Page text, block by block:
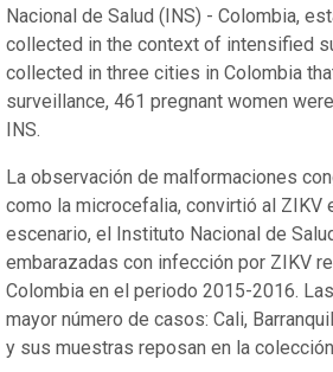
Nacional de Salud (INS) - Colombia,
collected in the context of intensified
collected in three cities in Colombia
surveillance, 461 pregnant women
INS.
La observación de malformaciones
como la microcefalia, convirtió al ZIKV
escenario, el Instituto Nacional de
embarazadas con infección por ZIKV
Colombia en el periodo 2015-2016.
mayor número de casos: Cali,
y sus muestras reposan en la